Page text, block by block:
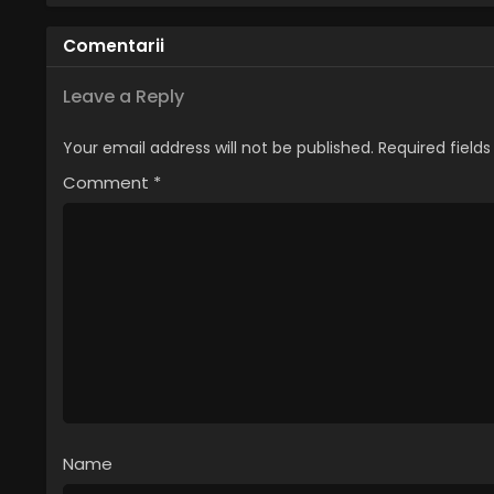
Comentarii
Leave a Reply
Your email address will not be published. Required
Comment *
Name